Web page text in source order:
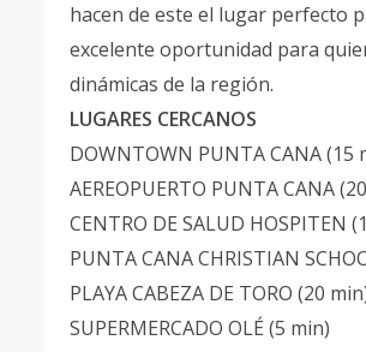
hacen de este el lugar perfecto
excelente oportunidad para
dinámicas de la región.
LUGARES CERCANOS
DOWNTOWN PUNTA CANA (15
AEREOPUERTO PUNTA CANA
CENTRO DE SALUD HOSPITEN
PUNTA CANA CHRISTIAN
PLAYA CABEZA DE TORO (20
SUPERMERCADO OLÉ (5 min)